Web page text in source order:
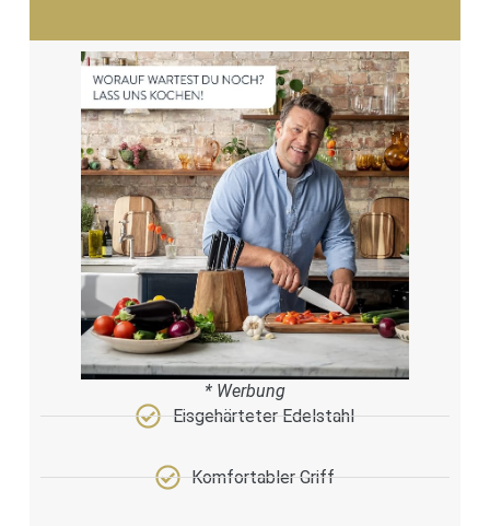
* Werbung
Eisgehärteter Edelstahl
Komfortabler Griff